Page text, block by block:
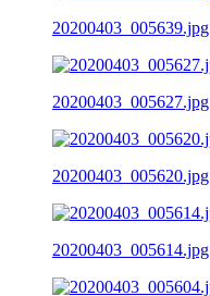
20200403_005639.jpg
20200403_005627.jpg
20200403_005620.jpg
20200403_005614.jpg